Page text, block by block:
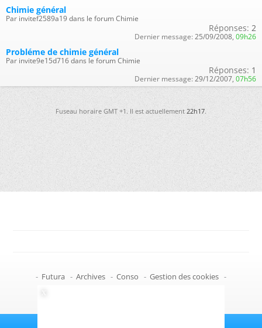
Chimie général
Par invitef2589a19 dans le forum Chimie
Réponses: 2
Dernier message: 25/09/2008, 09h26
Probléme de chimie général
Par invite9e15d716 dans le forum Chimie
Réponses: 1
Dernier message: 29/12/2007, 07h56
Fuseau horaire GMT +1. Il est actuellement22h17.
- Futura - Archives - Conso - Gestion des cookies -